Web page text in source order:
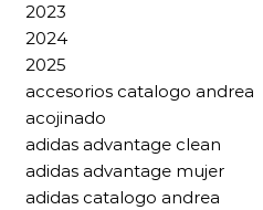
2023
2024
2025
accesorios catalogo andrea
acojinado
adidas advantage clean
adidas advantage mujer
adidas catalogo andrea